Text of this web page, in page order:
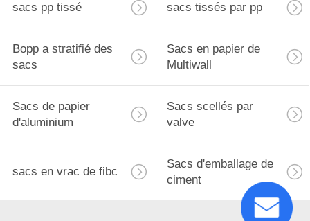
sacs pp tissé sacs tissés par pp
Bopp a stratifié des
sacs
Sacs en papier de
Multiwall
Sacs de papier
d'aluminium
Sacs scellés par
valve
sacs en vrac de fibc
Sacs d'emballage de
ciment